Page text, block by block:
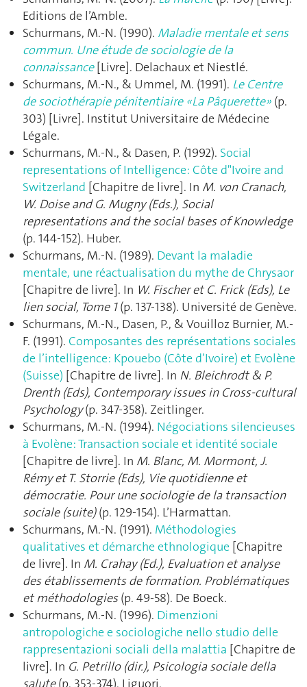
Editions de l’Amble.
Schurmans, M.-N. (1990). Maladie mentale et sens
commun. Une étude de sociologie de la
connaissance[Livre]. Delachaux et Niestlé.
Schurmans, M.-N., & Ummel, M. (1991). Le Centre
de sociothérapie pénitentiaire «La Pâquerette» (p.
303) [Livre]. Institut Universitaire de Médecine
Légale.
Schurmans, M.-N., & Dasen, P. (1992). Social
representations of Intelligence: Côte d"Ivoire and
Switzerland [Chapitre de livre]. In M. von Cranach,
W. Doise and G. Mugny (Eds.), Social
representations and the social bases of Knowledge
(p. 144‑152). Huber.
Schurmans, M.-N. (1989). Devant la maladie
mentale, une réactualisation du mythe de Chrysaor
[Chapitre de livre]. In W. Fischer et C. Frick (Eds), Le
lien social, Tome 1(p. 137‑138). Université de Genève.
Schurmans, M.-N., Dasen, P., & Vouilloz Burnier, M.-
F. (1991). Composantes des représentations sociales
de l’intelligence: Kpouebo (Côte d’Ivoire) et Evolène
(Suisse) [Chapitre de livre]. In N. Bleichrodt & P.
Drenth (Eds), Contemporary issues in Cross-cultural
Psychology(p. 347‑358). Zeitlinger.
Schurmans, M.-N. (1994). Négociations silencieuses
à Evolène: Transaction sociale et identité sociale
[Chapitre de livre]. In M. Blanc, M. Mormont, J.
Rémy et T. Storrie (Eds), Vie quotidienne et
démocratie. Pour une sociologie de la transaction
sociale (suite)(p. 129‑154). L’Harmattan.
Schurmans, M.-N. (1991). Méthodologies
qualitatives et démarche ethnologique [Chapitre
de livre]. In M. Crahay (Ed.), Evaluation et analyse
des établissements de formation. Problématiques
et méthodologies(p. 49‑58). De Boeck.
Schurmans, M.-N. (1996). Dimenzioni
antropologiche e sociologiche nello studio delle
rappresentazioni sociali della malattia [Chapitre de
livre]. In G. Petrillo (dir.), Psicologia sociale della
salute(p. 353‑374). Liguori.